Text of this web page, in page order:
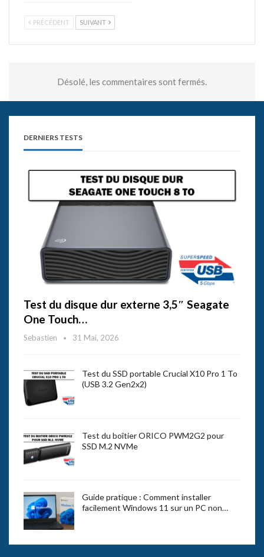
PRÉCÉDENT SUIVANT
Désolé, les commentaires sont fermés.
DERNIERS TESTS
Test du disque dur externe 3,5″ Seagate
One Touch…
Sebastien 31 Mai, 2026
Test du SSD portable Crucial X10 Pro 1 To
(USB 3.2 Gen2x2)
Test du boîtier ORICO PWM2G2 pour
SSD M.2 NVMe
Guide pratique : Comment installer
facilement Windows 11 sur un PC non…